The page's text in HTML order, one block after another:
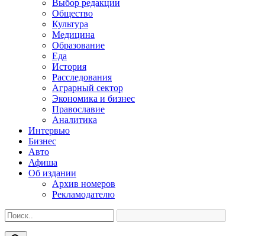
Выбор редакции
Общество
Культура
Медицина
Образование
Еда
История
Расследования
Аграрный сектор
Экономика и бизнес
Православие
Аналитика
Интервью
Бизнес
Авто
Афиша
Об издании
Архив номеров
Рекламодателю